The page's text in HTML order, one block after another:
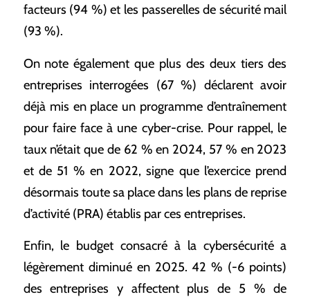
facteurs (94 %) et les passerelles de sécurité mail
(93 %).
On note également que plus des deux tiers des
entreprises interrogées (67 %) déclarent avoir
déjà mis en place un programme d’entraînement
pour faire face à une cyber-crise. Pour rappel, le
taux n’était que de 62 % en 2024, 57 % en 2023
et de 51 % en 2022, signe que l’exercice prend
désormais toute sa place dans les plans de reprise
d’activité (PRA) établis par ces entreprises.
Enfin, le budget consacré à la cybersécurité a
légèrement diminué en 2025. 42 % (-6 points)
des entreprises y affectent plus de 5 % de